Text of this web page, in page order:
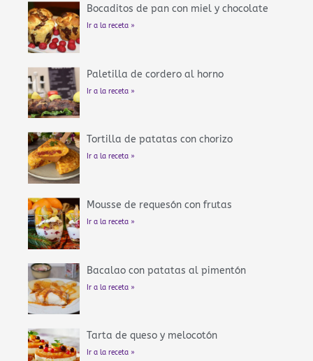
Bocaditos de pan con miel y chocolate
Ir a la receta »
Paletilla de cordero al horno
Ir a la receta »
Tortilla de patatas con chorizo
Ir a la receta »
Mousse de requesón con frutas
Ir a la receta »
Bacalao con patatas al pimentón
Ir a la receta »
Tarta de queso y melocotón
Ir a la receta »